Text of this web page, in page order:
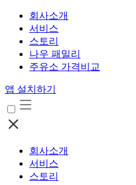
회사소개
서비스
스토리
나우 패밀리
주유소 가격비교
앱 설치하기
회사소개
서비스
스토리